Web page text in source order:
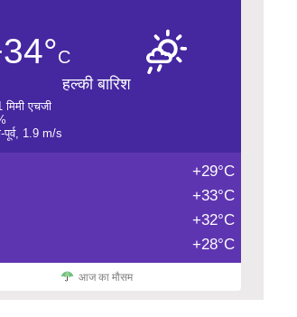
C
हल्की बारिश
मिमी एचजी
पूर्व, 1.9 m/s
+29°C
+33°C
+32°C
+28°C
आज का मौसम